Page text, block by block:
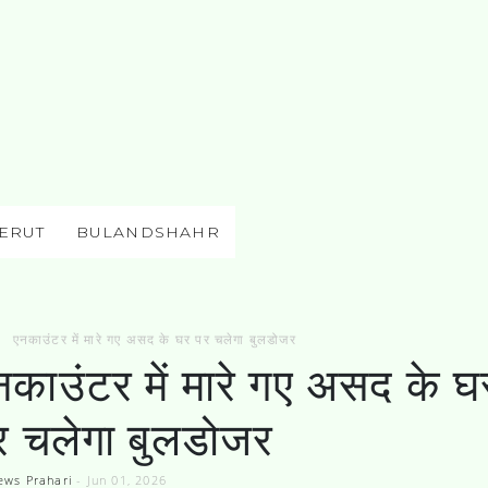
BULANDSHAHR
एनकाउंटर में मारे गए असद के घर पर चलेगा बुलडोजर
में मारे गए असद के
चलेगा बुलडोजर
Prahari - Jun 01, 2026